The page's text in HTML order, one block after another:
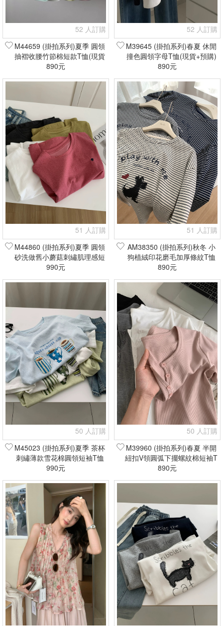
52 人訂購
M44659 (掛拍系列)夏季 圓領
抽褶收腰竹節棉短款T恤(現貨
+預購)
890元
52 人訂購
M39645 (掛拍系列)春夏 休閒
撞色圓領字母T恤(現貨+預購)
890元
51 人訂購
M44860 (掛拍系列)夏季 圓領
砂洗做舊小蘑菇刺繡肌理感短
袖T恤(現貨+預購)
990元
51 人訂購
AM38350 (掛拍系列)秋冬 小
狗植絨印花磨毛加厚條紋T恤
(現貨+預購)
890元
50 人訂購
M45023 (掛拍系列)夏季 茶杯
刺繡薄款雪花棉圓領短袖T恤
(現貨+預購)
990元
50 人訂購
M39960 (掛拍系列)春夏 半開
紐扣V領圓弧下擺螺紋棉短袖T
恤(現貨+預購)
890元